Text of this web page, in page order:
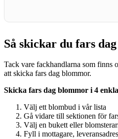
Så skickar du fars
Tack vare fackhandlarna som finns
att skicka fars dag blommor.
Skicka fars dag blommor i 4
Välj ett blombud i vår lista
Gå vidare till sektionen för
Välj en bukett eller
Fyll i mottagare,